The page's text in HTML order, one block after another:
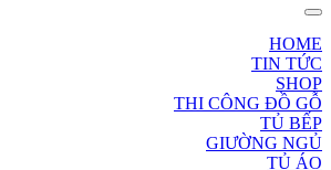
HOME
TIN TỨC
SHOP
THI CÔNG ĐỒ GỖ
TỦ BẾP
GIƯỜNG NGỦ
TỦ ÁO